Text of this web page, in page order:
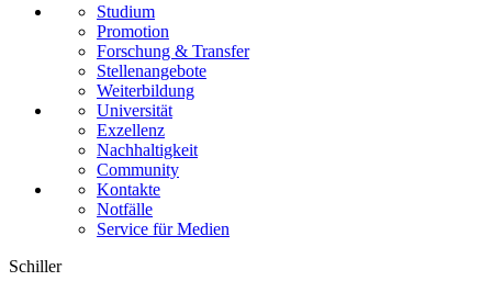
Studium
Promotion
Forschung & Transfer
Stellenangebote
Weiterbildung
Universität
Exzellenz
Nachhaltigkeit
Community
Kontakte
Notfälle
Service für Medien
Schiller